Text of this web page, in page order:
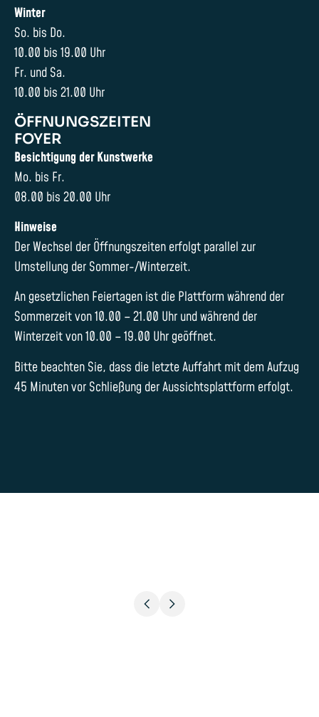
Winter
So. bis Do.
10.00 bis 19.00 Uhr
Fr. und Sa.
10.00 bis 21.00 Uhr
ÖFFNUNGSZEITEN
FOYER
Besichtigung der Kunstwerke
Mo. bis Fr.
08.00 bis 20.00 Uhr
Hinweise
Der Wechsel der Öffnungszeiten erfolgt parallel zur
Umstellung der Sommer-/Winterzeit.
An gesetzlichen Feiertagen ist die Plattform während der
Sommerzeit von 10.00 – 21.00 Uhr und während der
Winterzeit von 10.00 – 19.00 Uhr geöffnet.
Bitte beachten Sie, dass die letzte Auffahrt mit dem Aufzug
45 Minuten vor Schließung der Aussichtsplattform erfolgt.